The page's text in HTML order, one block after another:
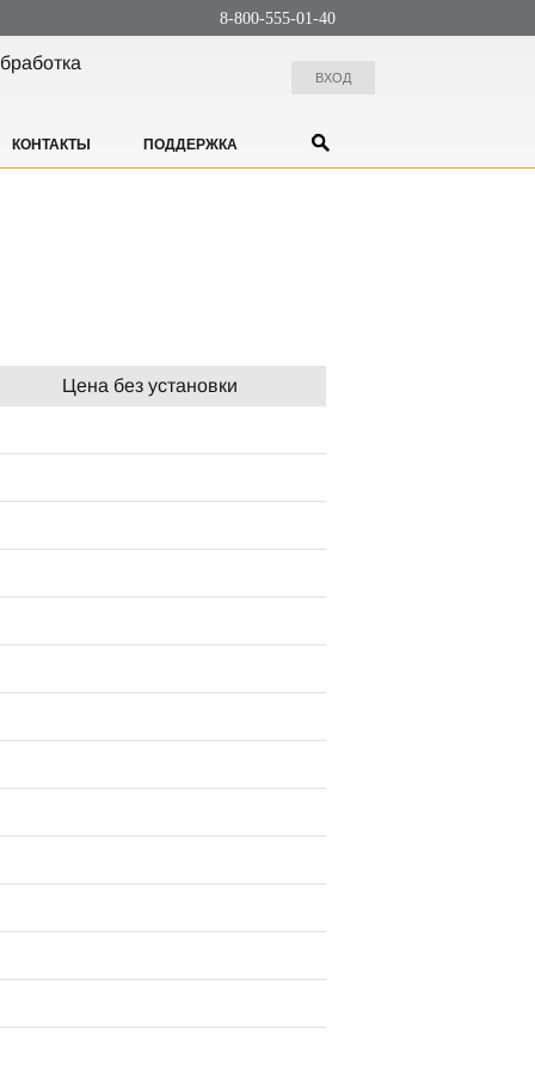
8-800-555-01-40
ВХОД
КОНТАКТЫ ПОДДЕРЖКА
Цена без установки